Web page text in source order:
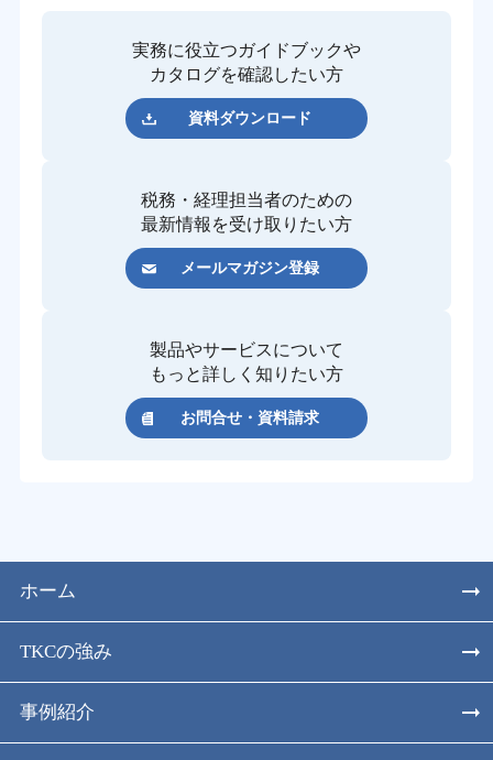
実務に役立つガイドブックや
カタログを確認したい方
資料ダウンロード
税務・経理担当者のための
最新情報を受け取りたい方
メールマガジン登録
製品やサービスについて
もっと詳しく知りたい方
お問合せ・資料請求
ホーム
TKCの強み
事例紹介